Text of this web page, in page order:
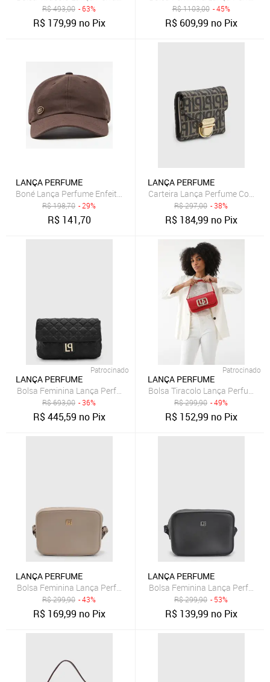
R$493,00 - 63%
R$ 179,99 no Pix
R$1103,00 - 45%
R$ 609,99 no Pix
LANÇA PERFUME
Boné Lança Perfume Enfeite Pr27 Marrom Feminino
R$198,70 - 29%
R$ 141,70
LANÇA PERFUME
Carteira Lança Perfume
R$297,00 - 38%
R$ 184,99 no Pix
Patrocinado
LANÇA PERFUME
Bolsa Feminina Lança Perfume Matelassê Preta
R$693,00 - 36%
R$445,59 no Pix
Patrocinado
LANÇA PERFUME
Bolsa Tiracolo Lança Perfume
R$299,90 - 49%
R$ 152,99 no Pix
LANÇA PERFUME
Bolsa Feminina Lança Perfume Alça Estampada Bege
R$299,90 - 43%
R$ 169,99 no Pix
LANÇA PERFUME
Bolsa Feminina Lança Perfume
R$299,90 - 53%
R$ 139,99 no Pix